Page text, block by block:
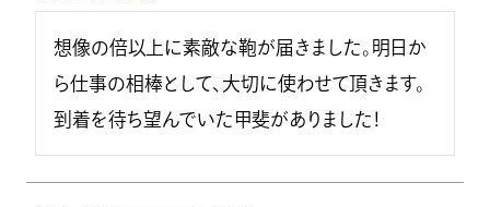
想像の倍以上に素敵な鞄が届きました。明日か
ら仕事の相棒として、大切に使わせて頂きます。
到着を待ち望んでいた甲斐がありました！